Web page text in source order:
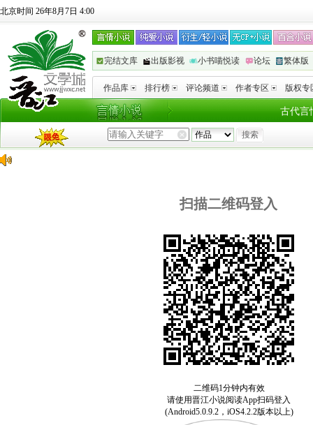
北京时间 26年8月7日 4:00
完结文库 出版影视 小书喵悦读 论坛 繁体版
作品库 排行榜 评论频道 作者专区 版权专
古代言
扫描二维码登入